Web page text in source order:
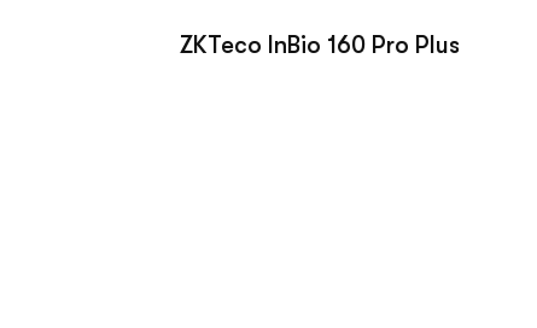
ZKTeco InBio 160 Pro Plus